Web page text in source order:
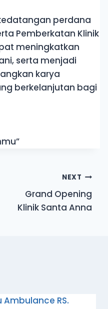
perdana
Pemberkatan Klinik
meningkatkan
serta menjadi
karya
berkelanjutan bagi
NEXT
Grand Opening
Klinik Santa Anna